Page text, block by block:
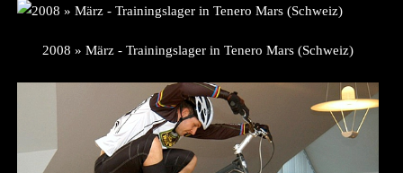
2008 » März - Trainingslager in Tenero Mars (Schweiz)